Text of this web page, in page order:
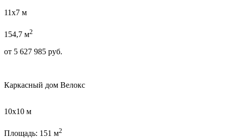
11х7 м
154,7 м2
от 5 627 985 руб.
Каркасный дом Велокс
10х10 м
Площадь: 151 м2